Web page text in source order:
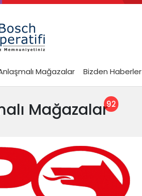
Mağazalar Bizden Haberler
Mağazalar
92